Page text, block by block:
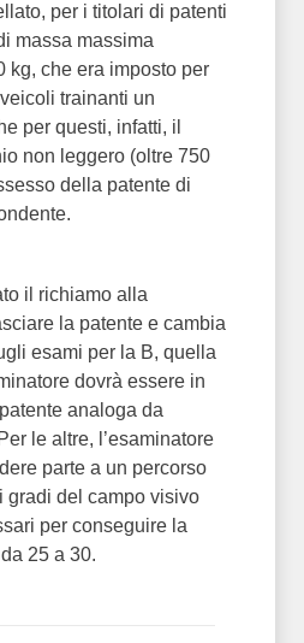
per i titolari di patenti
massa massima
kg, che era imposto per
trainanti un
per questi, infatti, il
non leggero (oltre 750
della patente di
il richiamo alla
la patente e cambia
esami per la B, quella
dovrà essere in
analoga da
le altre, l’esaminatore
parte a un percorso
gradi del campo visivo
per conseguire la
25 a 30.